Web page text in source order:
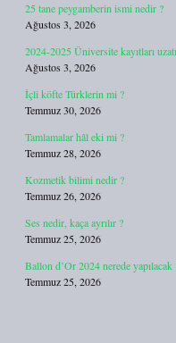
25 tane peygamberin ismi nedir ?
Ağustos 3, 2026
2024-2025 Üniversite kayıtları
Ağustos 3, 2026
İçli köfte Türklerin mi ?
Temmuz 30, 2026
Tamlamalar hâl eki mi ?
Temmuz 28, 2026
Kozmetik bilimi nedir ?
Temmuz 26, 2026
Ses nedir, kaça ayrılır ?
Temmuz 25, 2026
Ballon d’Or 2024 nerede yapılacak
Temmuz 25, 2026